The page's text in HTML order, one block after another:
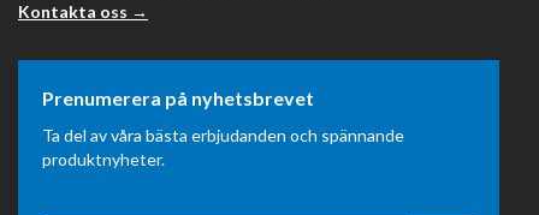
Kontakta oss →
Prenumerera på nyhetsbrevet
Ta del av våra bästa erbjudanden och spännande
produktnyheter.